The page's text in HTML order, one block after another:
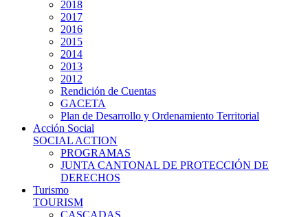
2018
2017
2016
2015
2014
2013
2012
Rendición de Cuentas
GACETA
Plan de Desarrollo y Ordenamiento Territorial
Acción Social
SOCIAL ACTION
PROGRAMAS
JUNTA CANTONAL DE PROTECCIÓN DE
DERECHOS
Turismo
TOURISM
CASCADAS